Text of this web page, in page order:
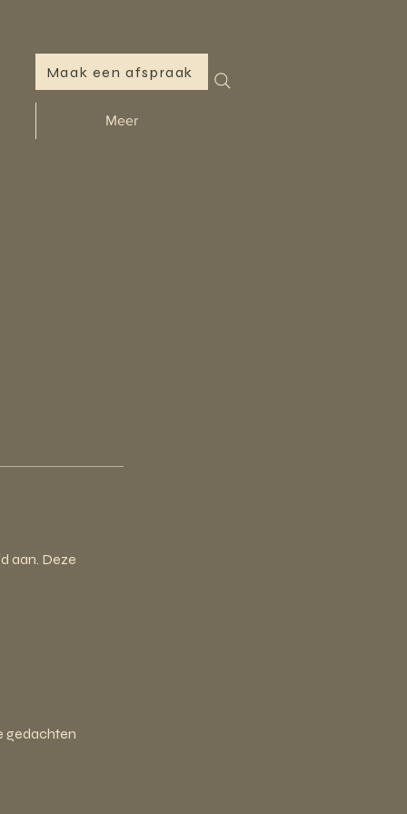
Maak een afspraak
Meer
aan. Deze
gedachten